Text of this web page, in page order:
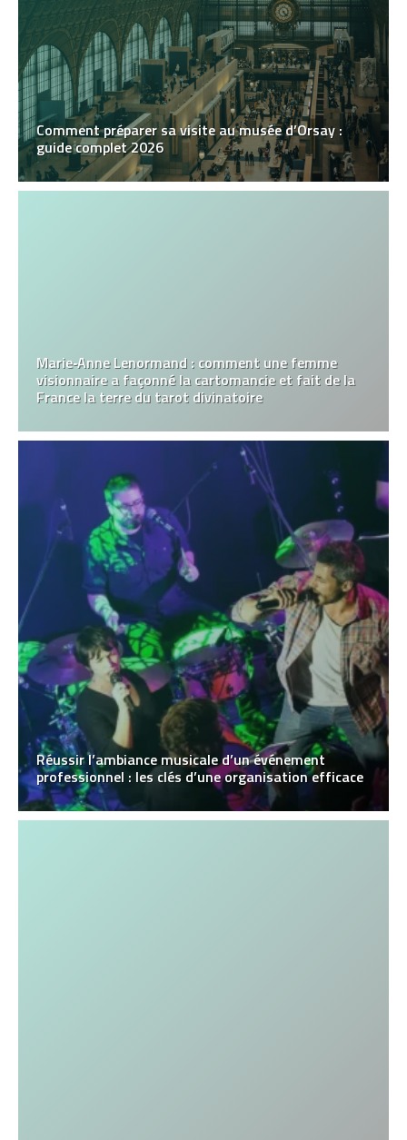
Comment préparer sa visite au musée d’Orsay :
guide complet 2026
Marie‑Anne Lenormand : comment une femme
visionnaire a façonné la cartomancie et fait de la
France la terre du tarot divinatoire
Réussir l’ambiance musicale d’un événement
professionnel : les clés d’une organisation efficace